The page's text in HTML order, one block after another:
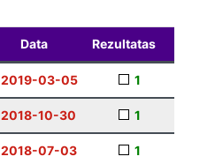
Data Rezultatas
2019-03-05 1
2018-10-30 1
2018-07-03 1